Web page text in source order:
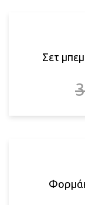
Σετ